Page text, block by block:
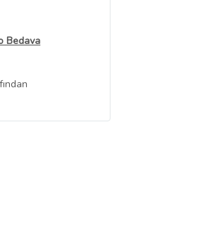
Bedava